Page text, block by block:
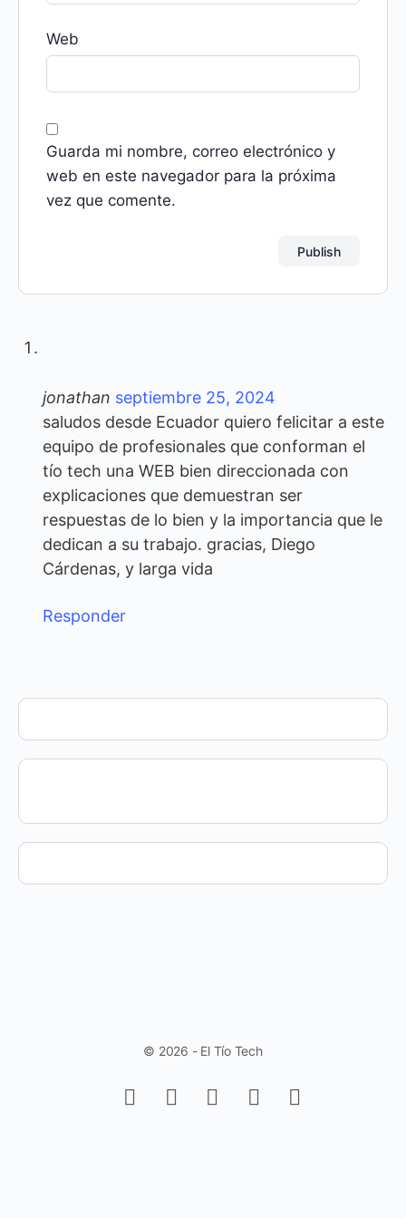
Web
Guarda mi nombre, correo electrónico y
web en este navegador para la próxima
vez que comente.
jonathan septiembre 25, 2024
saludos desde Ecuador quiero felicitar a este
equipo de profesionales que conforman el
tío tech una WEB bien direccionada con
explicaciones que demuestran ser
respuestas de lo bien y la importancia que le
dedican a su trabajo. gracias, Diego
Cárdenas, y larga vida
Responder
© 2026 - El Tío Tech